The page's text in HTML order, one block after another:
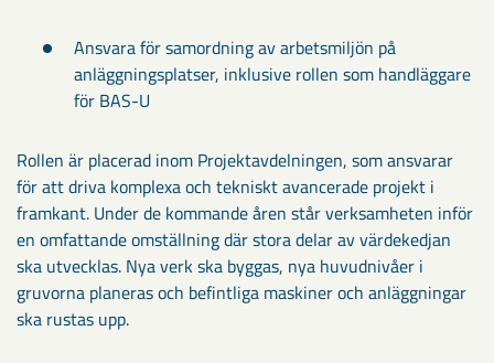
Ansvara för samordning av arbetsmiljön på
anläggningsplatser, inklusive rollen som handläggare
för BAS-U
Rollen är placerad inom Projektavdelningen, som ansvarar
för att driva komplexa och tekniskt avancerade projekt i
framkant. Under de kommande åren står verksamheten inför
en omfattande omställning där stora delar av värdekedjan
ska utvecklas. Nya verk ska byggas, nya huvudnivåer i
gruvorna planeras och befintliga maskiner och anläggningar
ska rustas upp.